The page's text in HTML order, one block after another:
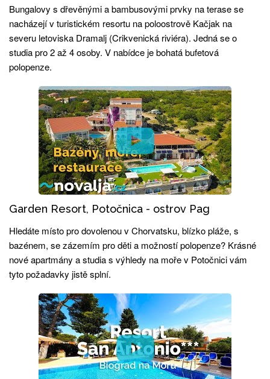
Bungalovy s dřevěnými a bambusovými prvky na terase se
nacházejí v turistickém resortu na poloostrově Kačjak na
severu letoviska Dramalj (Crikvenická riviéra). Jedná se o
studia pro 2 až 4 osoby. V nabídce je bohatá bufetová
polopenze.
Garden Resort, Potočnica - ostrov Pag
Hledáte místo pro dovolenou v Chorvatsku, blízko pláže, s
bazénem, se zázemím pro děti a možností polopenze? Krásné
nové apartmány a studia s výhledy na moře v Potočnici vám
tyto požadavky jistě splní.